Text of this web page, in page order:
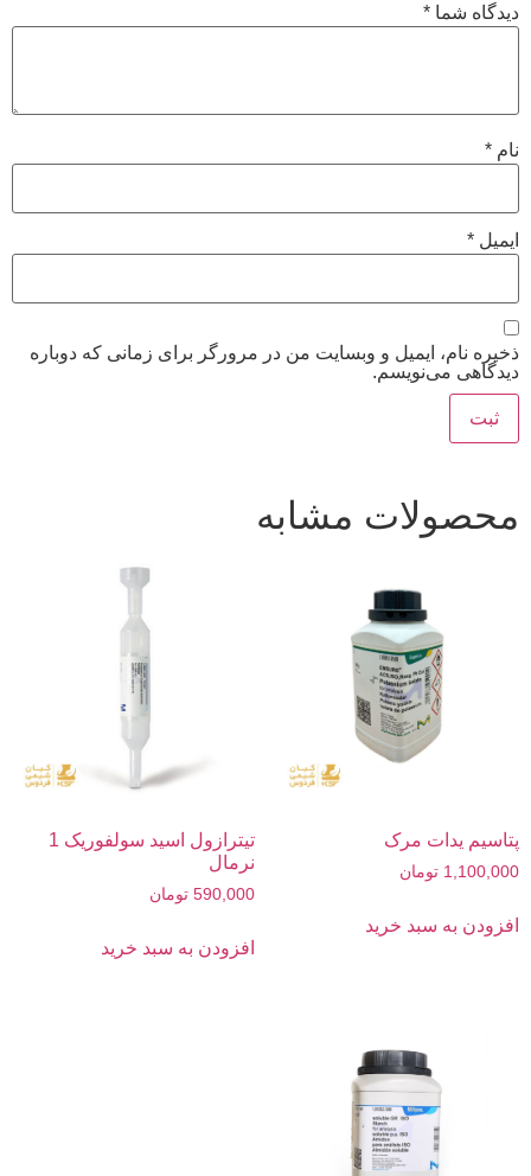
دیدگاه شما *
نام *
ایمیل *
ذخیره نام، ایمیل و وبسایت من در مرورگر برای زمانی که دوباره
دیدگاهی می‌نویسم.
محصولات مشابه
پتاسیم یدات مرک
1,100,000 تومان
افزودن به سبد خرید
تیترازول اسید سولفوریک 1
نرمال
590,000 تومان
افزودن به سبد خرید